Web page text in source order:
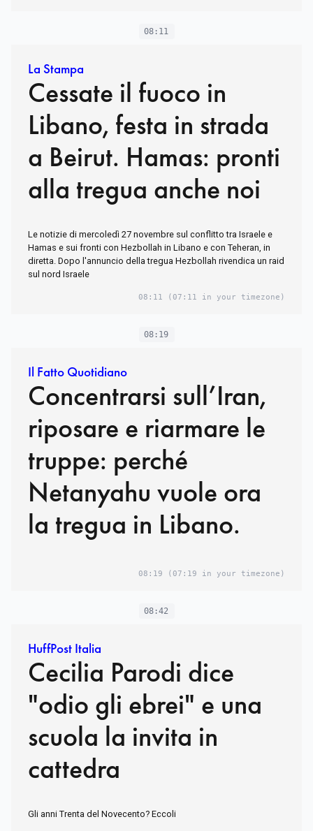
08:11
La Stampa
Cessate il fuoco in
Libano, festa in strada
a Beirut. Hamas: pronti
alla tregua anche noi
Le notizie di mercoledì 27 novembre sul conflitto tra Israele e
Hamas e sui fronti con Hezbollah in Libano e con Teheran, in
diretta. Dopo l'annuncio della tregua Hezbollah rivendica un raid
sul nord Israele
08:11 (07:11 in your timezone)
08:19
Il Fatto Quotidiano
Concentrarsi sull’Iran,
riposare e riarmare le
truppe: perché
Netanyahu vuole ora
la tregua in Libano.
08:19 (07:19 in your timezone)
08:42
HuffPost Italia
Cecilia Parodi dice
"odio gli ebrei" e una
scuola la invita in
cattedra
Gli anni Trenta del Novecento? Eccoli